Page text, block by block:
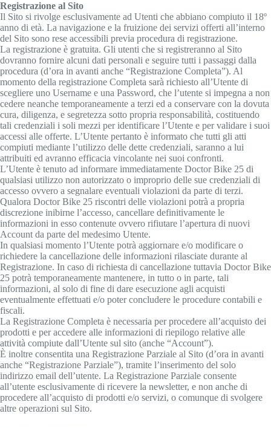
Registrazione al Sito
Il Sito si rivolge esclusivamente ad Utenti che abbiano compiuto il 18º
anno di età. La navigazione e la fruizione dei servizi offerti all’interno
del Sito sono rese accessibili previa procedura di registrazione.
La registrazione è gratuita. Gli utenti che si registreranno al Sito
dovranno fornire alcuni dati personali e seguire tutti i passaggi dalla
procedura (d’ora in avanti anche “Registrazione Completa”). Al
momento della registrazione Completa sarà richiesto all’Utente di
scegliere uno Username e una Password, che l’utente si impegna a non
cedere neanche temporaneamente a terzi ed a conservare con la dovuta
cura, diligenza, e segretezza sotto propria responsabilità, costituendo
tali credenziali i soli mezzi per identificare l’Utente e per validare i suoi
accessi alle offerte. L’Utente pertanto è informato che tutti gli atti
compiuti mediante l’utilizzo delle dette credenziali, saranno a lui
attribuiti ed avranno efficacia vincolante nei suoi confronti.
L’Utente è tenuto ad informare immediatamente Doctor Bike 25 di
qualsiasi utilizzo non autorizzato o improprio delle sue credenziali di
accesso ovvero a segnalare eventuali violazioni da parte di terzi.
Qualora Doctor Bike 25 riscontri delle violazioni potrà a propria
discrezione inibirne l’accesso, cancellare definitivamente le
informazioni in esso contenute ovvero rifiutare l’apertura di nuovi
Account da parte del medesimo Utente.
In qualsiasi momento l’Utente potrà aggiornare e/o modificare o
richiedere la cancellazione delle informazioni rilasciate durante al
Registrazione. In caso di richiesta di cancellazione tuttavia Doctor Bike
25 potrà temporaneamente mantenere, in tutto o in parte, tali
informazioni, al solo di fine di dare esecuzione agli acquisti
eventualmente effettuati e/o poter concludere le procedure contabili e
fiscali.
La Registrazione Completa è necessaria per procedere all’acquisto dei
prodotti e per accedere alle informazioni di riepilogo relative alle
attività compiute dall’Utente sul sito (anche “Account”).
È inoltre consentita una Registrazione Parziale al Sito (d’ora in avanti
anche “Registrazione Parziale”), tramite l’inserimento del solo
indirizzo email dell’utente. La Registrazione Parziale consente
all’utente esclusivamente di ricevere la newsletter, e non anche di
procedere all’acquisto di prodotti e/o servizi, o comunque di svolgere
altre operazioni sul Sito.